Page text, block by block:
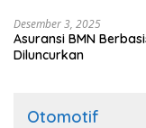
Desember 3, 2025
Asuransi BMN
Diluncurkan
Otomotif